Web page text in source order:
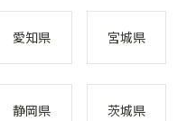
愛知県 宮城県
静岡県 茨城県